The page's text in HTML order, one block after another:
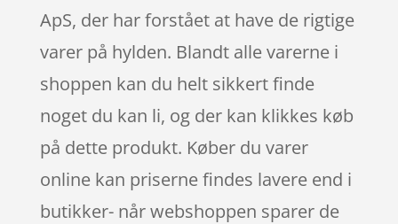
ApS, der har forstået at have de rigtige
varer på hylden. Blandt alle varerne i
shoppen kan du helt sikkert finde
noget du kan li, og der kan klikkes køb
på dette produkt. Køber du varer
online kan priserne findes lavere end i
butikker- når webshoppen sparer de